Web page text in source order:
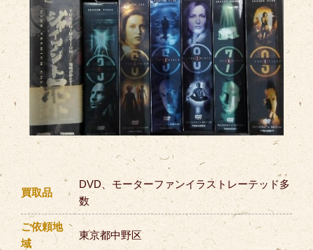
買取品
DVD、モーターファンイラストレーテッド多
数
ご依頼地
域
東京都中野区